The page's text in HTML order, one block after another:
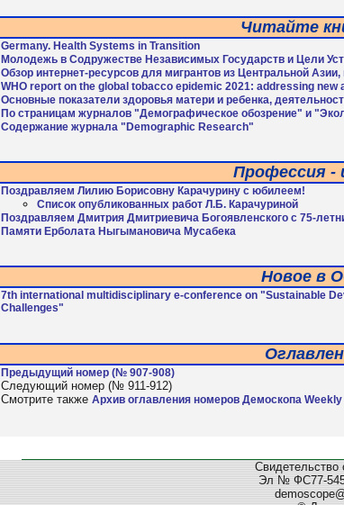
Читайте
Germany. Health Systems in Transition
Молодежь в Содружестве Независимых Государств и Цели
Обзор интернет-ресурсов для мигрантов из Центральной
WHO report on the global tobacco epidemic 2021: addressing new
Основные показатели здоровья матери и ребенка,
По страницам журналов "Демографическое обозрение" и
Содержание журнала "Demographic Research"
Профессия -
Поздравляем Лилию Борисовну Карачурину с юбилеем!
Список опубликованных работ Л.Б. Карачуриной
Поздравляем Дмитрия Дмитриевича Богоявленского с 75-
Памяти Ерболата Ныгымановича Мусабека
Новое в
7th international multidisciplinary e-conference on "Sustainable
Challenges"
Предыдущий номер (№ 907-908)
Следующий номер (№ 911-912)
Смотрите также Архив оглавления номеров Демоскопа Weekly
Свидетельство
Эл № ФС77-